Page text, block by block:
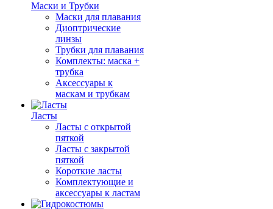
Маски и Трубки
Маски для плавания
Диоптрические
линзы
Трубки для плавания
Комплекты: маска +
трубка
Аксессуары к
маскам и трубкам
Ласты
Ласты с открытой
пяткой
Ласты с закрытой
пяткой
Короткие ласты
Комплектующие и
аксессуары к ластам